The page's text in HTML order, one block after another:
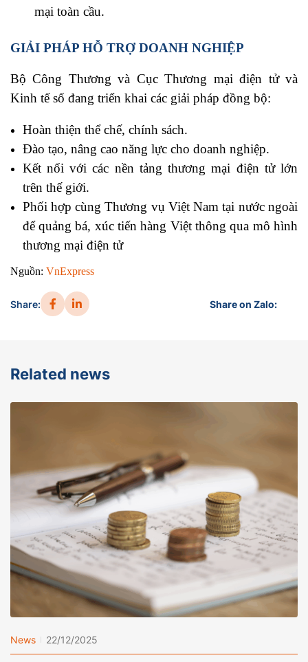
mại toàn cầu.
GIẢI PHÁP HỖ TRỢ DOANH NGHIỆP
Bộ Công Thương và Cục Thương mại điện tử và
Kinh tế số đang triển khai các giải pháp đồng bộ:
Hoàn thiện thể chế, chính sách.
Đào tạo, nâng cao năng lực cho doanh nghiệp.
Kết nối với các nền tảng thương mại điện tử lớn
trên thế giới.
Phối hợp cùng Thương vụ Việt Nam tại nước ngoài
để quảng bá, xúc tiến hàng Việt thông qua mô hình
thương mại điện tử
Nguồn: VnExpress
Share: Share on Zalo:
Related news
News 22/12/2025